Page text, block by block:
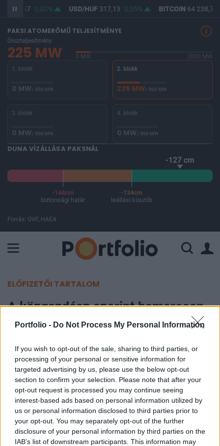
Portfolio - Do Not Process My Personal Information
If you wish to opt-out of the sale, sharing to third parties, or
processing of your personal or sensitive information for
targeted advertising by us, please use the below opt-out
section to confirm your selection. Please note that after your
opt-out request is processed you may continue seeing
interest-based ads based on personal information utilized by
us or personal information disclosed to third parties prior to
your opt-out. You may separately opt-out of the further
disclosure of your personal information by third parties on the
IAB’s list of downstream participants. This information may
365,47 0,02% USD/HUF317,13 0,05% BITCOIN 64 238,70
PAKSI ATOMERŐMŰ TELJESÍTMÉNYE
Összteljesítmény
225 MW 0 MW
2000 MW
1. blokk
0 MW/ 500 MW
2. blokk
225 MW/ 500 MW
3. blokk
0 MW/ 500 MW
4. blokk
0 MW/ 500 MW
DUNA VÍZÁLLÁSA PAKSNÁL
-127 cm
-144cm
biztonsági határ
-134cm
leállási küszöb
Forrás: OVF, HAEA
ELŐFIZETŐI TARTALOM
A közgazdász szerint hamarosan
véget ér a negatív kamatok kora
Portfolio
2022. április 26. 08:26
A Goldman Sachs friss előrejelzésükben már arra
számítanak, hogy az Európai Központi Bank
júliusban 25 bázisponttal emeli a kamatot - írja a
Bloomberg. Az irányadó kamat ezzel 0% fölé nőne.